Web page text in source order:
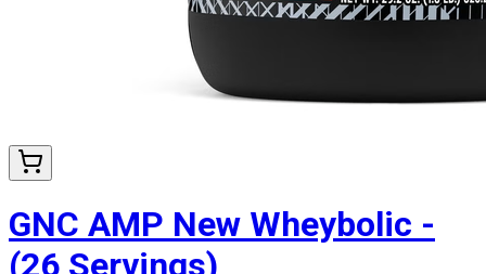
GNC AMP New Wheybolic -